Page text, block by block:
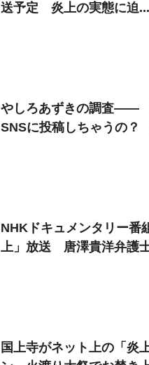
送予定 炎上の実態に迫...
やしろあずきの調査――
SNSに投稿しちゃうの
NHKドキュメンタリー番
上」放送 唐澤貴洋弁護
国上寺がネット上の「炎